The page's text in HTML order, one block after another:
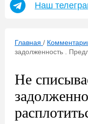
Наш
Главная /
задолженность .
Не